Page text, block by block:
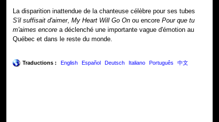
La disparition inattendue de la chanteuse célèbre pour ses tubes
S'il suffisait d'aimer,My Heart Will Go On ou encorePour que tu
m'aimes encore a déclenché une importante vague d'émotion au
Québec et dans le reste du monde.
Traductions : English Español Deutsch Italiano Português 中文